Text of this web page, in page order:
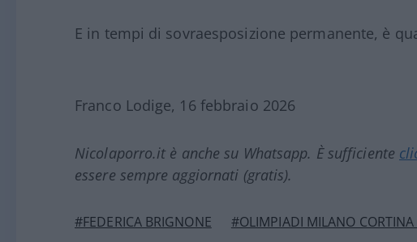
E in tempi di sovraesposizione permanente, è
Franco Lodige, 16 febbraio 2026
Nicolaporro.it è anche su Whatsapp. È sufficiente
essere sempre aggiornati (gratis).
#FEDERICA BRIGNONE #OLIMPIADI MILANO